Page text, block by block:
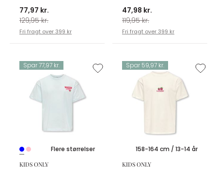
77,97 kr.
129,95 kr.
Fri fragt over 399 kr
47,98 kr.
119,95 kr.
Fri fragt over 399 kr
Spar 77,97 kr.
Flere størrelser
KIDS ONLY
Spar 59,97 kr.
158-164 cm / 13-14 år
KIDS ONLY